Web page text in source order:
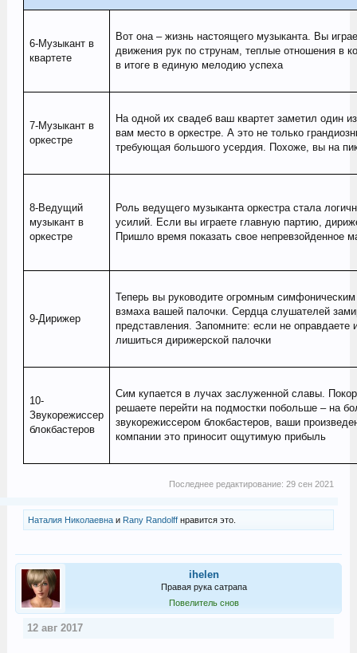
6-Музыкант в
квартете
Вот она – жизнь настоящего музыканта. Вы
движения рук по струнам, теплые отношения в
в итоге в единую мелодию успеха
7-Музыкант в
оркестре
На одной их свадеб ваш квартет заметил один
вам место в оркестре. А это не только
требующая большого усердия. Похоже, вы на
8-Ведущий
музыкант в
оркестре
Роль ведущего музыканта оркестра стала
усилий. Если вы играете главную партию,
Пришло время показать свое непревзойденное
9-Дирижер
Теперь вы руководите огромным
взмаха вашей палочки. Сердца слушателей
представления. Запомните: если не
лишиться дирижерской палочки
10-
Звукорежиссер
блокбастеров
Сим купается в лучах заслуженной славы.
решаете перейти на подмостки побольше – на
звукорежиссером блокбастеров, ваши
компании это приносит ощутимую прибыль
Последнее редактирование:29 сен 2021
Наталия Николаевнаи Rany Randolffнравится это.
ihelen
Правая рука сатрапа
Повелитель снов
12 авг 2017